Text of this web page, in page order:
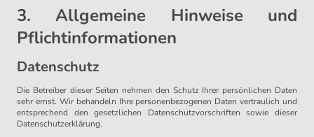
3. Allgemeine Hinweise und
Pflichtinformationen
Datenschutz
Die Betreiber dieser Seiten nehmen den Schutz Ihrer persönlichen Daten
sehr ernst. Wir behandeln Ihre personenbezogenen Daten vertraulich und
entsprechend den gesetzlichen Datenschutzvorschriften sowie dieser
Datenschutzerklärung.